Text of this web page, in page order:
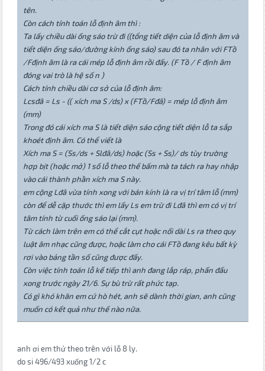
tên.
Còn cách tính toán lỗ định âm thì :
Ta lấy chiều dài ống sáo trừ đi ((tổng tiết diện của lỗ định âm và
tiết diện ống sáo/đường kính ống sáo) sau đó ta nhân với FTồ
/Fđịnh âm là ra cái mép lỗ định âm rồi đấy. (F Tồ / F định âm
đóng vai trò là hệ số n )
Cách tính chiều dài cơ sở của lỗ định âm:
Lcsđâ = Ls - (( xích ma S /ds) x (FTồ/Fđâ) = mép lỗ định âm
(mm)
Trong đó cái xích ma S là tiết diện sáo cộng tiết diện lỗ ta sắp
khoét định âm. Có thể viết là
Xích ma S = (Ss/ds + Slđâ/ds) hoặc (Ss + Ss)/ ds tùy trường
hợp bịt (hoặc mở) 1 số lỗ theo thế bấm mà ta tách ra hay nhập
vào cái thành phần xích ma S này.
em cộng Lđâ vừa tính xong với bán kính là ra vị trí tâm lỗ (mm)
còn để dễ cặp thước thì em lấy Ls em trừ đi Lđâ thì em có vị trí
tâm tính từ cuối ống sáo lại (mm).
Từ cách làm trên em có thể cắt cụt hoặc nối dài Ls ra theo quy
luật âm nhạc cũng được, hoặc làm cho cái FTồ đang kêu bất kỳ
rơi vào bảng tần số cũng được đấy.
Còn việc tính toán lỗ kế tiếp thì anh đang lắp ráp, phấn đấu
xong trước ngày 21/6. Sự bù trừ rất phức tạp.
Có gì khó khăn em cứ hò hét, anh sẽ dành thời gian, anh cũng
muốn có kết quả như thế nào nữa.
anh ơi em thử theo trên với lỗ 8 ly.
do si 496/493 xuống 1/2 c